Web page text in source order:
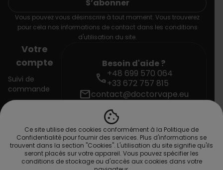
cookie
Ce site utilise des cookies conformément à la Politique de
Confidentialité pour fournir des services. Plus d'informations se
trouvent dans la section "Cookies". L'utilisation du site signifie qu'ils
seront placés sur votre appareil. Vous pouvez spécifier les
conditions de stockage ou d'accès aux cookies dans votre
Vous pouvez vous désinscrire à tout moment. Vous trouverez
pour cela nos informations de contact dans les conditions
d'utilisation du site.
Votre
compte
Suivi de
commande
Créez votre
compte
Besoin d'aide ?
call+48 699 570 064
+33 672 757 815
mailcontact@doctorvape.eu